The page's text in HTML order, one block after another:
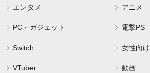
エンタメ アニメ
PC・ガジェット 電撃PS
Switch 女性向け
VTuber 動画